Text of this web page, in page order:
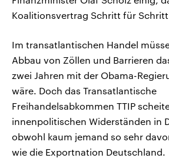
Koalitionsvertrag Schritt für Schritt
Im transatlantischen Handel
Abbau von Zöllen und Barrieren
zwei Jahren mit der Obama-
wäre. Doch das Transatlantische
Freihandelsabkommen TTIP
innenpolitischen Widerständen in
obwohl kaum jemand so sehr
wie die Exportnation Deutschland.